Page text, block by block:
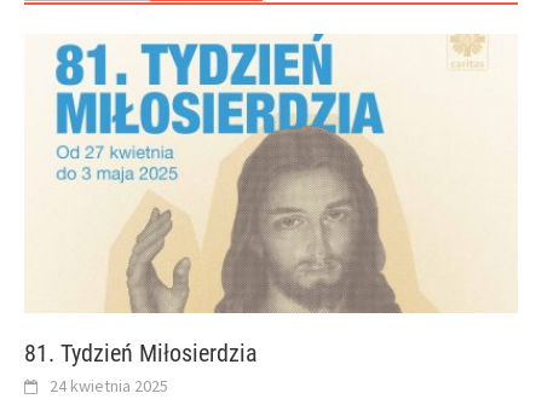
81. Tydzień Miłosierdzia
24 kwietnia 2025